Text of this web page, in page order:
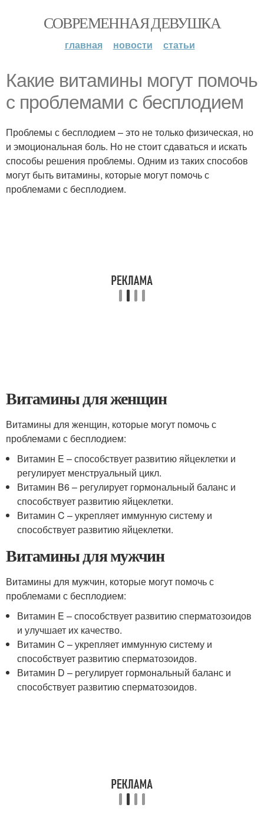
СОВРЕМЕННАЯ ДЕВУШКА
главная новости статьи
Какие витамины могут помочь
с проблемами с бесплодием
Проблемы с бесплодием – это не только физическая, но
и эмоциональная боль. Но не стоит сдаваться и искать
способы решения проблемы. Одним из таких способов
могут быть витамины, которые могут помочь с
проблемами с бесплодием.
Витамины для женщин
Витамины для женщин, которые могут помочь с
проблемами с бесплодием:
Витамин E – способствует развитию яйцеклетки и
регулирует менструальный цикл.
Витамин B6 – регулирует гормональный баланс и
способствует развитию яйцеклетки.
Витамин C – укрепляет иммунную систему и
способствует развитию яйцеклетки.
Витамины для мужчин
Витамины для мужчин, которые могут помочь с
проблемами с бесплодием:
Витамин E – способствует развитию сперматозоидов
и улучшает их качество.
Витамин C – укрепляет иммунную систему и
способствует развитию сперматозоидов.
Витамин D – регулирует гормональный баланс и
способствует развитию сперматозоидов.